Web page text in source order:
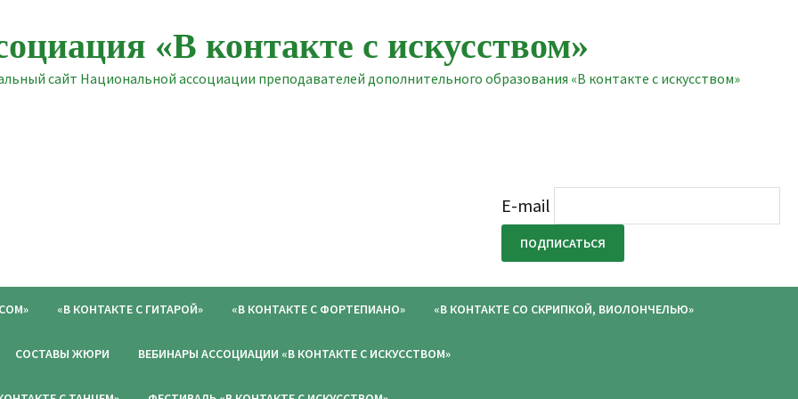
«В контакте с искусством»
сайт Национальной ассоциации преподавателей дополнительного образования «В контакте с искусством»
E-mail
«В КОНТАКТЕ С ГИТАРОЙ» «В КОНТАКТЕ С ФОРТЕПИАНО» «В КОНТАКТЕ СО СКРИПКОЙ, ВИОЛОНЧЕЛЬЮ»
СОСТАВЫ ЖЮРИ ВЕБИНАРЫ АССОЦИАЦИИ «В КОНТАКТЕ С ИСКУССТВОМ»